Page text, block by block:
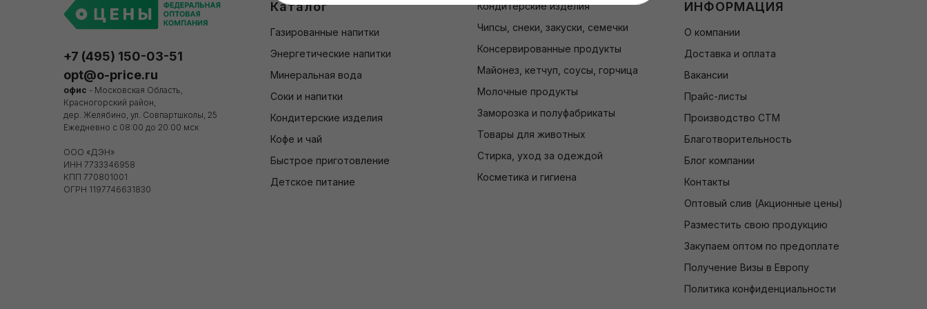
+7 (495) 150-03-51
opt@o-price.ru
офис - Московская Область,
Красногорский район,
дер. Желябино, ул. Совпартшколы, 25
Ежедневно с 08:00 до 20:00 мск
ООО «ДЭН»
ИНН 7733346958
КПП 770801001
ОГРН 1197746631830
Каталог
Газированные напитки
Энергетические напитки
Минеральная вода
Соки и напитки
Кондитерские изделия
Кофе и чай
Быстрое приготовление
Детское питание
Кондитерские изделия
Чипсы, снеки, закуски, семечки
Консервированные продукты
Майонез, кетчуп, соусы, горчица
Молочные продукты
Заморозка и полуфабрикаты
Товары для животных
Стирка, уход за одеждой
Косметика и гигиена
ИНФОРМАЦИЯ
О компании
Доставка и оплата
Вакансии
Прайс-листы
Производство СТМ
Благотворительность
Блог компании
Контакты
Оптовый слив (Акционные цены)
Разместить свою продукцию
Закупаем оптом по предоплате
Получение Визы в Европу
Политика конфиденциальности